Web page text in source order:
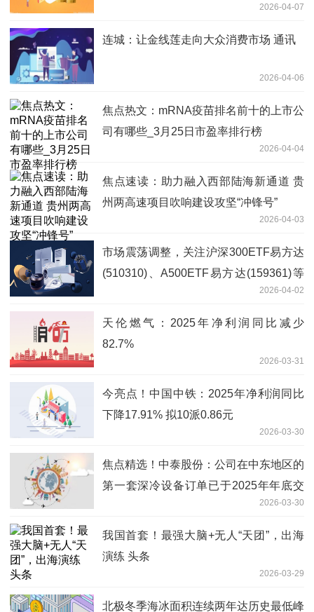
2026-04-07
连城：让金线莲走向大众消费市场 通讯
2026-04-06
焦点热文：mRNA疫苗排名前十的上市公
司有哪些_3月25日市盈率排行榜
2026-04-04
焦点速读：助力融入西部陆海新通道 贵
州两高速项目吹响建设攻坚“冲锋号”
2026-04-03
市场震荡调整，关注沪深300ETF易方达
(510310)、A500ETF易方达(159361)等
2026-04-02
天伦燃气：2025年净利润同比减少
82.7%
2026-03-31
今亮点！中国中铁：2025年净利润同比
下降17.91% 拟10派0.86元
2026-03-30
焦点精选！中泰股份：公司在中东地区的
第一套深冷设备订单已于2025年年底交
2026-03-30
我国首套！最强大脑+无人“天团”，出海
演练 头条
2026-03-29
北极冬季海冰面积连续两年达历史最低峰